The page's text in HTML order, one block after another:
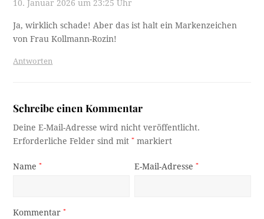
10. Januar 2026 um 23:25 Uhr
Ja, wirklich schade! Aber das ist halt ein Markenzeichen
von Frau Kollmann-Rozin!
Antworten
Schreibe einen Kommentar
Deine E-Mail-Adresse wird nicht veröffentlicht.
Erforderliche Felder sind mit* markiert
Name* E-Mail-Adresse*
Kommentar*